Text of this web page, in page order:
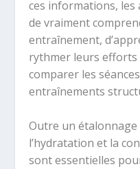
ces informations,
de vraiment
entraînement,
rythmer leurs efforts
comparer les
entraînements
Outre un étalonnage
l’hydratation et la
sont essentielles